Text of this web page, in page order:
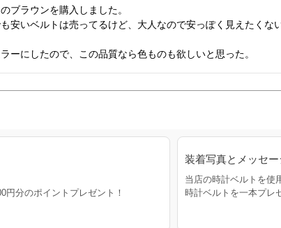
ブラウンを購入しました。
安いベルトは売ってるけど、大人なので安っぽく見えたく
ーにしたので、この品質なら色ものも欲しいと思った。
円分のポイントプレゼント！
装着写真とメッセ
当店の時計ベルトを使
時計ベルトを一本プレ